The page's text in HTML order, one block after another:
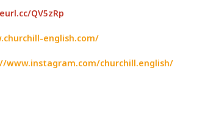
QV5zRp
english.com/
www.instagram.com/churchill.english/